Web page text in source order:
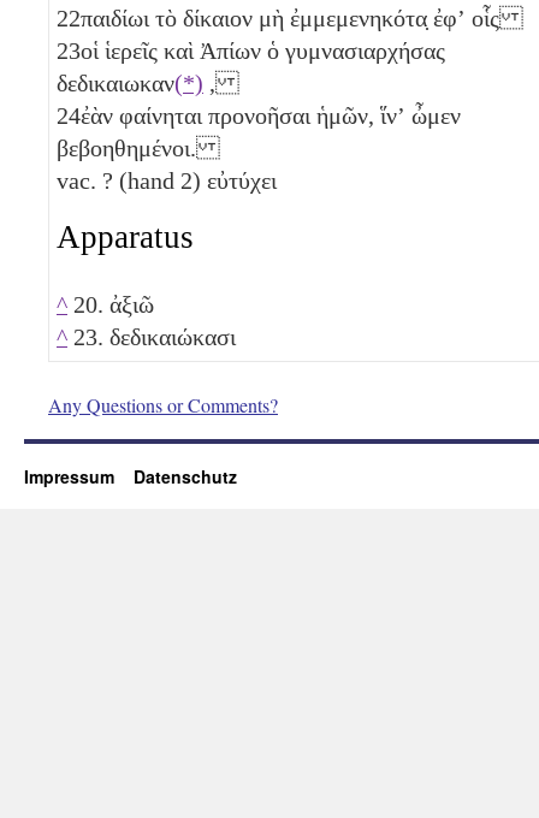
22παιδίωι τὸ δίκαιον μὴ ἐμμεμενηκότα̣ ἐφʼ οἷς
23οἱ ἱερεῖς καὶ Ἀπίων ὁ γυμνασιαρχήσας
δεδικαιωκαν(*) ,
24ἐὰν φαίνηται προνοῆσαι ἡμῶν, ἵνʼ ὦμεν
βεβοηθημένοι.
vac. ? (hand 2) εὐτύχει
Apparatus
^ 20. ἀξιῶ
^ 23. δεδικαιώκασι
Any Questions or Comments?
Impressum Datenschutz